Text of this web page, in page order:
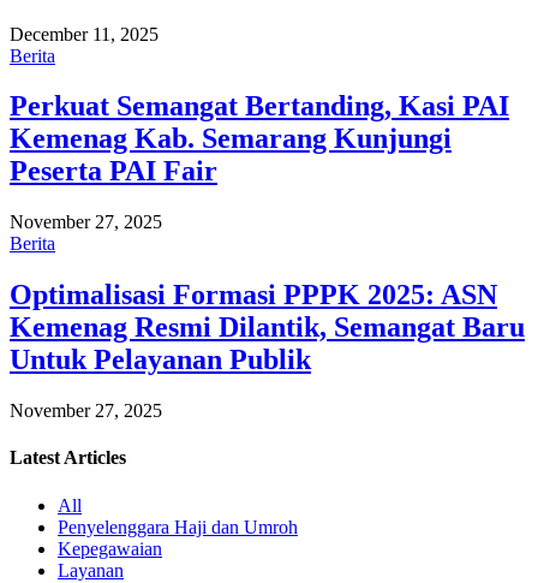
December 11, 2025
Berita
Perkuat Semangat Bertanding, Kasi PAI
Kemenag Kab. Semarang Kunjungi
Peserta PAI Fair
November 27, 2025
Berita
Optimalisasi Formasi PPPK 2025: ASN
Kemenag Resmi Dilantik, Semangat Baru
Untuk Pelayanan Publik
November 27, 2025
Latest Articles
All
Penyelenggara Haji dan Umroh
Kepegawaian
Layanan